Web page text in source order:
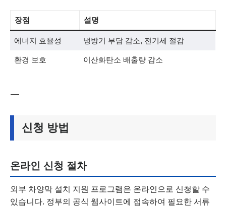
장점 설명
에너지 효율성 냉방기 부담 감소, 전기세 절감
환경 보호 이산화탄소 배출량 감소
—
신청 방법
온라인 신청 절차
외부 차양막 설치 지원 프로그램은 온라인으로 신청할 수
있습니다. 정부의 공식 웹사이트에 접속하여 필요한 서류